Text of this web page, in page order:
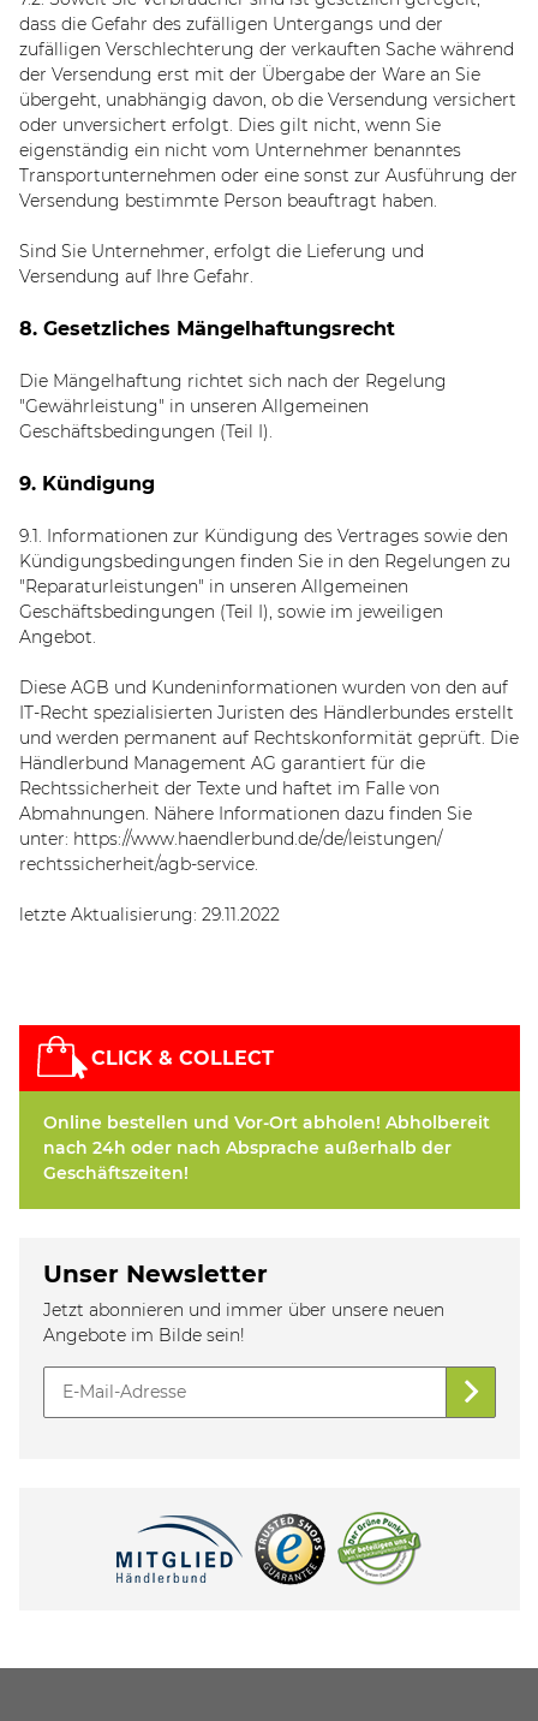
dass die Gefahr des zufälligen Untergangs und der
zufälligen Verschlechterung der verkauften Sache während
der Versendung erst mit der Übergabe der Ware an Sie
übergeht, unabhängig davon, ob die Versendung versichert
oder unversichert erfolgt. Dies gilt nicht, wenn Sie
eigenständig ein nicht vom Unternehmer benanntes
Transportunternehmen oder eine sonst zur Ausführung der
Versendung bestimmte Person beauftragt haben.
Sind Sie Unternehmer, erfolgt die Lieferung und
Versendung auf Ihre Gefahr.
8. Gesetzliches Mängelhaftungsrecht
Die Mängelhaftung richtet sich nach der Regelung
"Gewährleistung" in unseren Allgemeinen
Geschäftsbedingungen (Teil I).
9. Kündigung
9.1. Informationen zur Kündigung des Vertrages sowie den
Kündigungsbedingungen finden Sie in den Regelungen zu
"Reparaturleistungen" in unseren Allgemeinen
Geschäftsbedingungen (Teil I), sowie im jeweiligen
Angebot.
Diese AGB und Kundeninformationen wurden von den auf
IT-Recht spezialisierten Juristen des Händlerbundes erstellt
und werden permanent auf Rechtskonformität geprüft. Die
Händlerbund Management AG garantiert für die
Rechtssicherheit der Texte und haftet im Falle von
Abmahnungen. Nähere Informationen dazu finden Sie
unter: https://www.haendlerbund.de/de/leistungen/
rechtssicherheit/agb-service
letzte Aktualisierung: 29.11.2022
CLICK & COLLECT
Online bestellen und Vor-Ort abholen! Abholbereit
nach 24h oder nach Absprache außerhalb der
Geschäftszeiten!
Unser Newsletter
Jetzt abonnieren und immer über unsere neuen
Angebote im Bilde sein!